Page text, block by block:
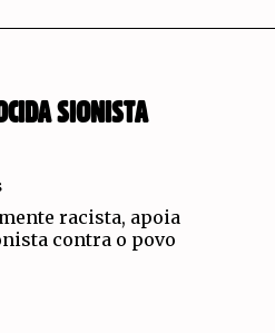
SIONISTA
racista, apoia
contra o povo